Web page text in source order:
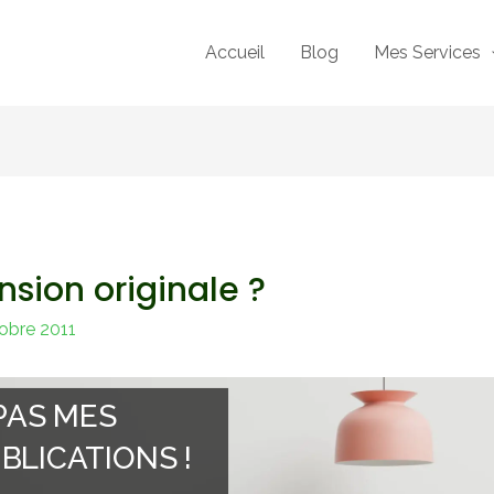
Accueil Blog Mes Services
originale ?
2011
MES
!